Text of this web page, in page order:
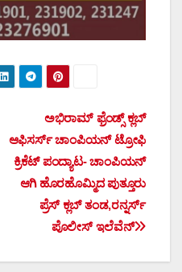
ಅಭಿರಾಮ್ ಫ್ರೆಂಡ್ಸ್ ಕ್ಲಬ್
ಆಫಿಸರ್ಸ್ ಚಾಂಪಿಯನ್ ಟ್ರೋಫಿ‌
ಕ್ರಿಕೆಟ್ ಪಂದ್ಯಾಟ- ಚಾಂಪಿಯನ್
ಆಗಿ ಹೊರಹೊಮ್ಮಿದ ಪುತ್ತೂರು
ಪ್ರೆಸ್ ಕ್ಲಬ್ ತಂಡ,ರನ್ನರ್ಸ್
ಪೊಲೀಸ್ ಇಲೆವೆನ್